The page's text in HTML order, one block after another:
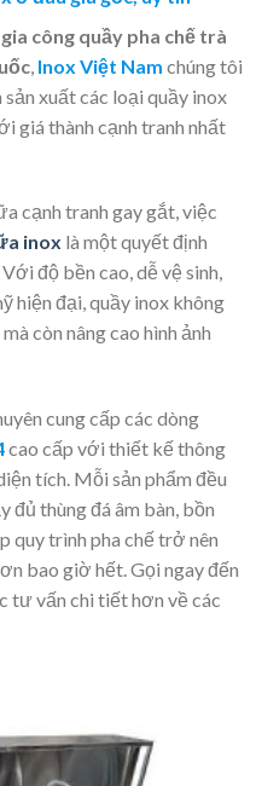
công quầy pha chế trà
Inox Việt Nam chúng tôi
xuất các loại quầy inox
giá thành cạnh tranh nhất
cạnh tranh gay gắt, việc
inox là một quyết định
độ bền cao, dễ vệ sinh,
hiện đại, quầy inox không
còn nâng cao hình ảnh
cung cấp các dòng
cao cấp với thiết kế thông
tích. Mỗi sản phẩm đều
thùng đá âm bàn, bồn
quy trình pha chế trở nên
bao giờ hết. Gọi ngay đến
tư vấn chi tiết hơn về các